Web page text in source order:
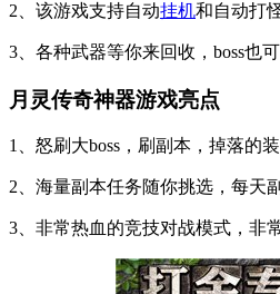
2、该游戏支持自动挂机和自动打
3、各种武器等你来回收，boss也
月灵传奇神器游戏亮点
1、怒刷大boss，刷副本，掉落的
2、海量副本任务随你挑选，每天
3、非常热血的竞技对战模式，非